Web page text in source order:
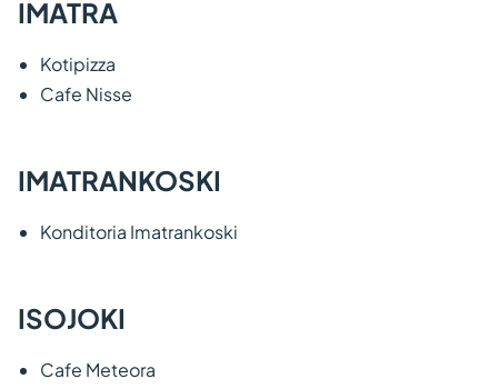
IMATRA
Kotipizza
Cafe Nisse
IMATRANKOSKI
Konditoria Imatrankoski
ISOJOKI
Cafe Meteora